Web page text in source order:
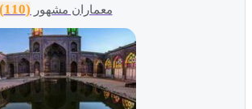
معماران مشهور (110)